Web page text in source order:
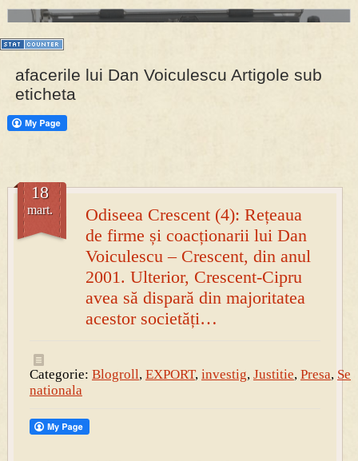
PRESA
afacerile lui Dan Voiculescu Artigole sub
eticheta
Odiseea Crescent (4): Rețeaua
de firme și coacționarii lui Dan
Voiculescu – Crescent, din anul
2001. Ulterior, Crescent-Cipru
avea să dispară din majoritatea
acestor societăți…
18
mart.
Categorie: Blogroll, EXPORT, investig, Justitie, Presa,
nationala